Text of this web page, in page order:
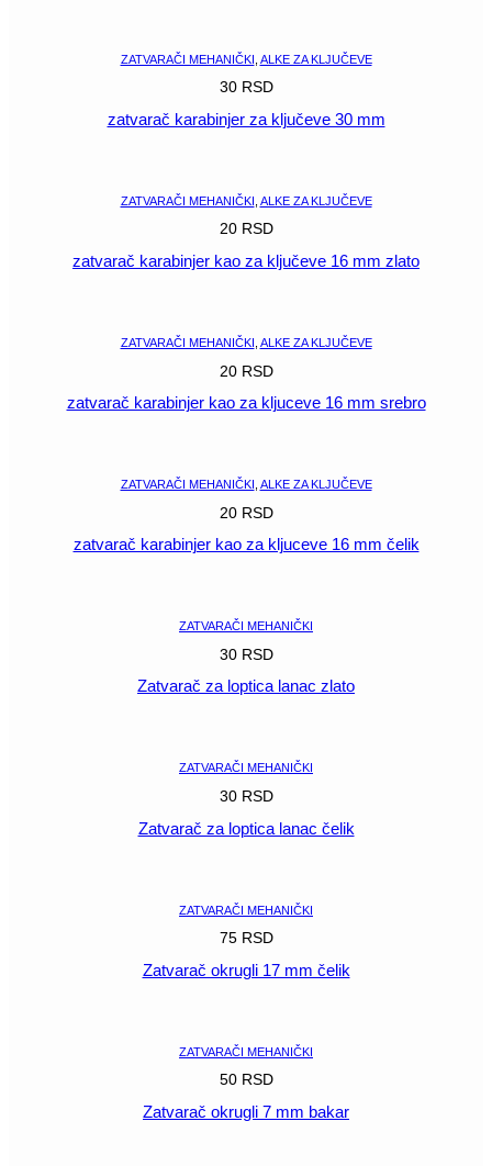
ZATVARAČI MEHANIČKI ALKE ZA KLJUČEVE
30 RSD
zatvarač karabinjer za ključeve 30 mm
ZATVARAČI MEHANIČKI ALKE ZA KLJUČEVE
20 RSD
zatvarač karabinjer kao za ključeve 16 mm zlato
ZATVARAČI MEHANIČKI ALKE ZA KLJUČEVE
20 RSD
zatvarač karabinjer kao za kljuceve 16 mm srebro
ZATVARAČI MEHANIČKI ALKE ZA KLJUČEVE
20 RSD
zatvarač karabinjer kao za kljuceve 16 mm čelik
ZATVARAČI MEHANIČKI
30 RSD
Zatvarač za loptica lanac zlato
ZATVARAČI MEHANIČKI
30 RSD
Zatvarač za loptica lanac čelik
ZATVARAČI MEHANIČKI
75 RSD
Zatvarač okrugli 17 mm čelik
ZATVARAČI MEHANIČKI
50 RSD
Zatvarač okrugli 7 mm bakar